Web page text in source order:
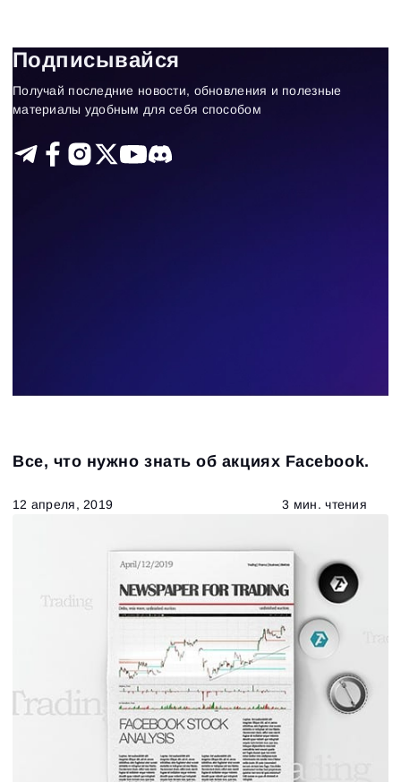
146 Results found
Все, что нужно знать об акциях Facebook.
12 апреля, 2019 3 мин. чтения
Подписывайся
Получай последние новости, обновления и полезные
материалы удобным для себя способом